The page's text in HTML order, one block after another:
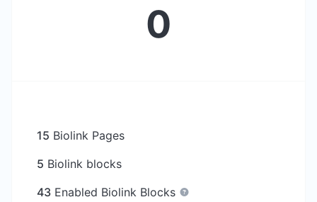
0
15 Biolink Pages
5 Biolink blocks
43 Enabled Biolink Blocks